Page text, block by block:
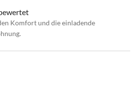
Komfort und die einladende